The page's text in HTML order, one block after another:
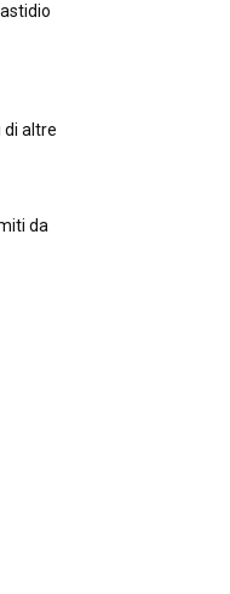
altre
da